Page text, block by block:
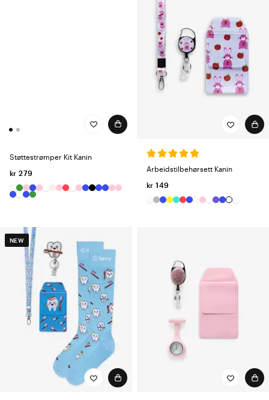
Støttestrømper Kit Kanin
kr 279
Arbeidstilbehørsett Kanin
kr 149
NEW